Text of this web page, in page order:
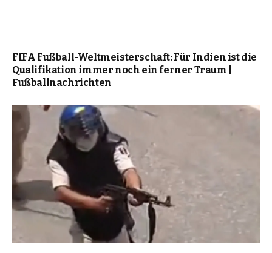
FIFA Fußball-Weltmeisterschaft: Für Indien ist die
Qualifikation immer noch ein ferner Traum |
Fußballnachrichten